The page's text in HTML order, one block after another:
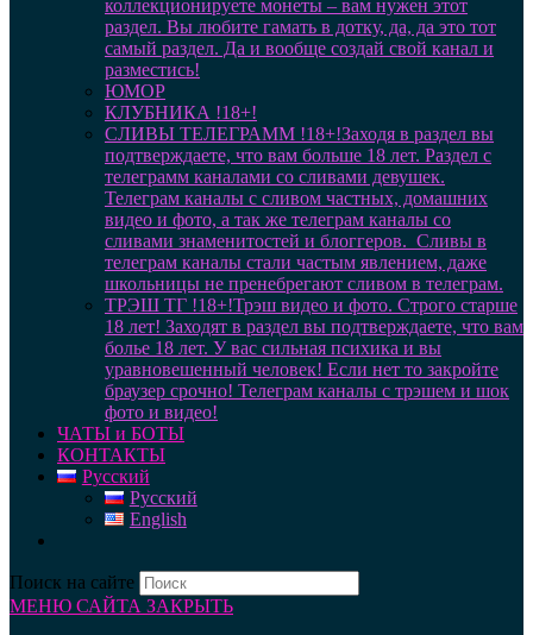
коллекционируете монеты – вам нужен этот
раздел. Вы любите гамать в дотку, да, да это тот
самый раздел. Да и вообще создай свой канал и
разместись!
ЮМОР
КЛУБНИКА !18+!
СЛИВЫ ТЕЛЕГРАММ !18+!Заходя в раздел вы
подтверждаете, что вам больше 18 лет. Раздел с
телеграмм каналами со сливами девушек.
Телеграм каналы с сливом частных, домашних
видео и фото, а так же телеграм каналы со
сливами знаменитостей и блоггеров. Сливы в
телеграм каналы стали частым явлением, даже
школьницы не пренебрегают сливом в телеграм.
ТРЭШ ТГ !18+!Трэш видео и фото. Строго старше
18 лет! Заходят в раздел вы подтверждаете, что вам
болье 18 лет. У вас сильная психика и вы
уравновешенный человек! Если нет то закройте
браузер срочно! Телеграм каналы с трэшем и шок
фото и видео!
ЧАТЫ и БОТЫ
КОНТАКТЫ
Русский
Русский
English
Поиск на сайте
МЕНЮ САЙТА ЗАКРЫТЬ